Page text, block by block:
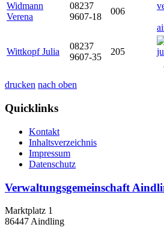
Widmann
Verena
08237
9607-18
006
Wittkopf Julia
08237
9607-35
205
drucken nach oben
Quicklinks
Kontakt
Inhaltsverzeichnis
Impressum
Datenschutz
Verwaltungsgemeinschaft
Marktplatz 1
86447 Aindling